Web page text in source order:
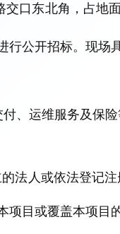
口东北角，占
公开招标。现场
、运维服务及保
法人或依法登记
目或覆盖本项目